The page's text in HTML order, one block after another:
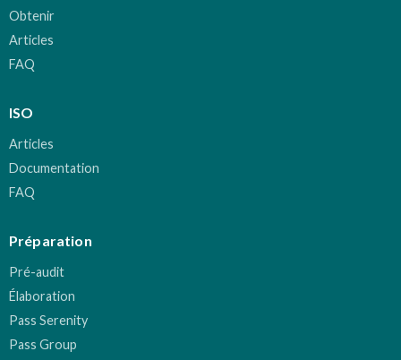
Obtenir
Articles
FAQ
ISO
Articles
Documentation
FAQ
Préparation
Pré-audit
Élaboration
Pass Serenity
Pass Group